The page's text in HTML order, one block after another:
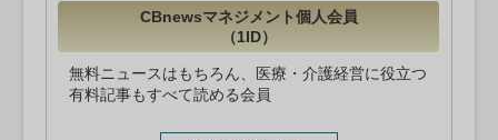
CBnewsマネジメント個人会員
（1ID）
無料ニュースはもちろん、医療・介護経営に役立つ
有料記事もすべて読める会員